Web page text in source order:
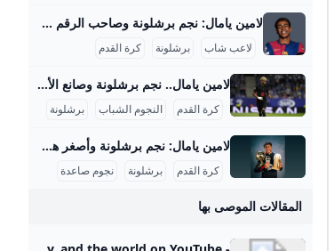
لامين يامال: نجم برشلونة وصاحب الرقم 10 الجديد لامين يامال هو واحد من ألمع النجوم الصاعدين في كرة القدم العالمية، ويلعب حاليًا في صفوف نادي برشلونة الإسباني. بدأ مسيرته الاحترافية مع الفريق الأول في موسم 2023-2024، ومنذ ذلك الحين أثبت نفسه كلاعب جناح موهوب بمهارات فنية عالية وقدرة كبيرة على صناعة الفرص وتسجيل الأهداف. خلال موسم 2023-2024، خاض 37 مباراة في الدوري الإسباني سجل خلالها 5 أهداف وقدم 10 تمريرات حاسمة، كما شارك في 10 مباريات أوروبية دون تسجيل، ليصل إجمالي مشاركاته ذلك الموسم إلى 50 مباراة مع تسجيل 7 أهداف في جميع البطولات.
لاعب شاب برشلونة كرة القدم
لامين يامال.. نجم برشلونة وصانع الألقاب 2025 إنجازات لامين يامال في موسم 2024-2025 قدم لامين يامال موسمًا استثنائيًا مع نادي برشلونة وحدد نفسه كنجم صاعد في الكرة العالمية. فقد اختير كأفضل لاعب في العالم للموسم 2024-2025 من قبل صحيفة ماركا الإسبانية، متفوقًا على نجوم كبار مثل عثمان ديمبيلي وفيتينيا وفينيسيوس جونيور، حيث حصل على 3310 نقطة في تصويت لجنة تحكيم دولية مكونة من 133 عضوًا من صحفيين ولاعبين ومدربين سابقين. سجّل يامال 18 هدفًا وقدم 25 تمريرة حاسمة في مختلف البطولات، منها 9 أهداف و15 تمريرة حاسمة في الدوري الإسباني، و5 أهداف و4 تمريرات في دوري أبطال أوروبا، بالإضافة إلى أهداف وتمريرات حاسمة في كأس الملك وكأس السوبر الإسباني.
كرة القدم النجوم الشباب برشلونة
لامين يامال: نجم برشلونة وأصغر هداف في الكلاسيكو 2024 لامين يامال هو لاعب كرة قدم إسباني ناشئ أذهل المشاهدين والأخصائيين في موسم 2023-2024 بعد سلسلة من الإنجازات والأرقام القياسية التي حطمها على المستويين المحلي والدولي. في هذا الموسم، شارك يامال في 64 مباراة سجل خلالها 10 أهداف وقدم 14 تمريرة حاسمة، مما يجعله واحداً من أهم لاعبي فريق برشلونة ومنتخب إسبانيا الشاب. تم تصعيده للفريق الأول في برشلونة تحت قيادة المدرب تشافي هيرنانديز في صيف 2023 ونجح بسرعة في حجز مكانه الأساسي بفضل مهاراته في المراوغة والتمريرات الحاسمة والأهداف الحاسمة.
كرة القدم برشلونة نجوم صاعدة
المقالات الموصى بها